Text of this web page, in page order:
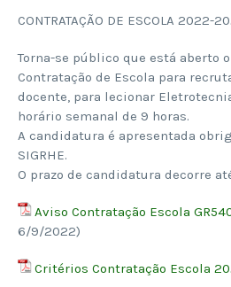
CONTRATAÇÃO DE ESCOLA 2022-
Torna-se público que está aberto
Contratação de Escola para
docente, para lecionar
horário semanal de 9 horas.
A candidatura é apresentada
SIGRHE.
O prazo de candidatura decorre
Aviso Contratação Escola
6/9/2022)
Critérios Contratação Escola